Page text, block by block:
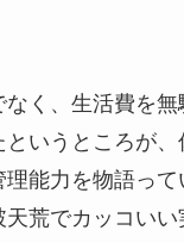
く、生活費を無
というところが
能力を物語って
荒でカッコいい